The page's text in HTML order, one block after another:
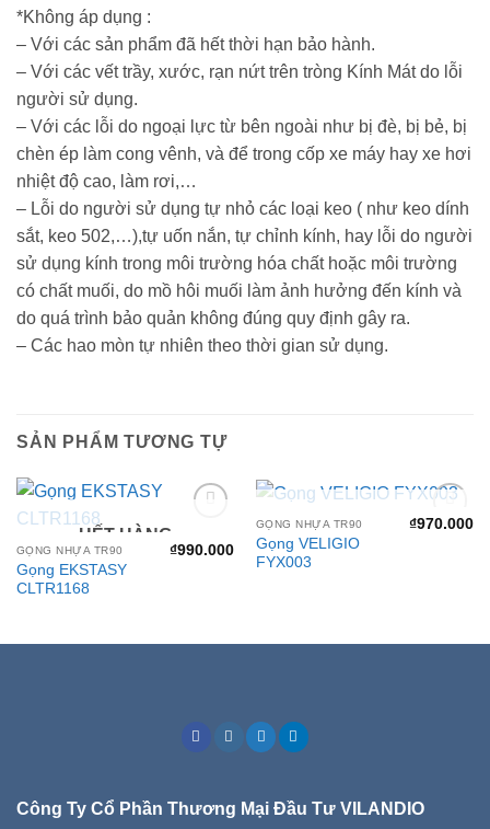
*Không áp dụng :
– Với các sản phẩm đã hết thời hạn bảo hành.
– Với các vết trầy, xước, rạn nứt trên tròng Kính Mát do lỗi
người sử dụng.
– Với các lỗi do ngoại lực từ bên ngoài như bị đè, bị bẻ, bị
chèn ép làm cong vênh, và để trong cốp xe máy hay xe hơi
nhiệt độ cao, làm rơi,…
– Lỗi do người sử dụng tự nhỏ các loại keo ( như keo dính
sắt, keo 502,…),tự uốn nắn, tự chỉnh kính, hay lỗi do người
sử dụng kính trong môi trường hóa chất hoặc môi trường
có chất muối, do mồ hôi muối làm ảnh hưởng đến kính và
do quá trình bảo quản không đúng quy định gây ra.
– Các hao mòn tự nhiên theo thời gian sử dụng.
SẢN PHẨM TƯƠNG TỰ
wishlist
HẾT HÀNG
GỌNG NHỰA TR90
Gọng EKSTASY
CLTR1168
₫990.000
Add to
HẾT HÀNG
GỌNG NHỰA TR90
Gọng VELIGIO
FYX003
₫970.000
Công Ty Cổ Phần Thương Mại Đầu Tư VILANDIO